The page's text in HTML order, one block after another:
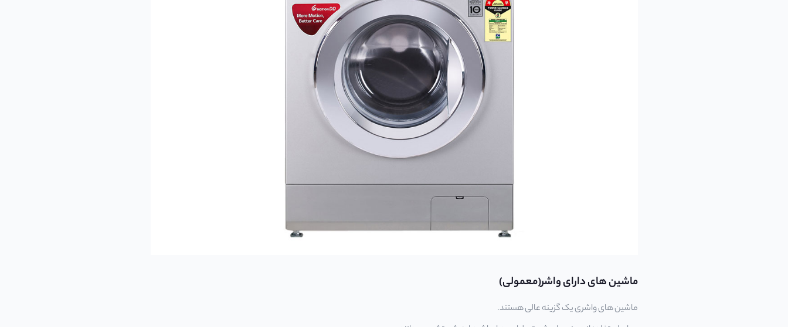
ماشین های دارای واشر(معمولی)
ماشین های واشری یک گزینه عالی هستند.